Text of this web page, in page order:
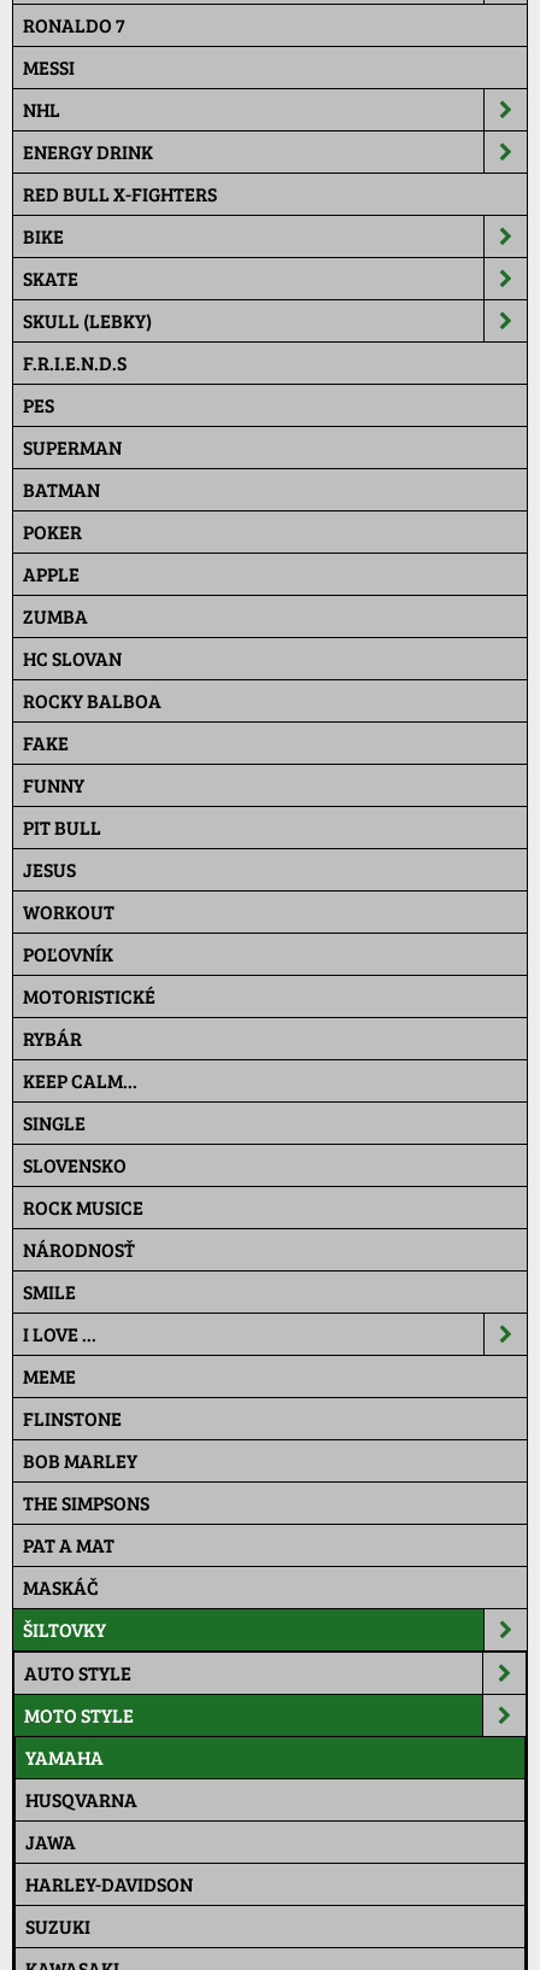
RONALDO 7
MESSI
NHL
ENERGY DRINK
RED BULL X-FIGHTERS
BIKE
SKATE
SKULL (LEBKY)
F.R.I.E.N.D.S
PES
SUPERMAN
BATMAN
POKER
APPLE
ZUMBA
HC SLOVAN
ROCKY BALBOA
FAKE
FUNNY
PIT BULL
JESUS
WORKOUT
POĽOVNÍK
MOTORISTICKÉ
RYBÁR
KEEP CALM...
SINGLE
SLOVENSKO
ROCK MUSICE
NÁRODNOSŤ
SMILE
I LOVE ...
MEME
FLINSTONE
BOB MARLEY
THE SIMPSONS
PAT A MAT
MASKÁČ
ŠILTOVKY
AUTO STYLE
MOTO STYLE
YAMAHA
HUSQVARNA
JAWA
HARLEY-DAVIDSON
SUZUKI